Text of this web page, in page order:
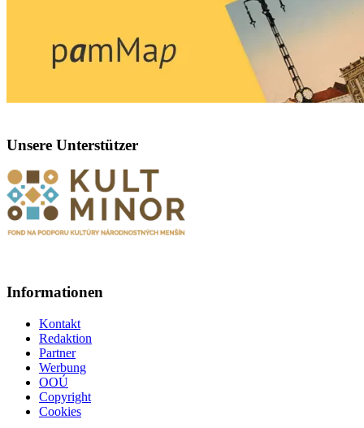
Unsere Unterstützer
Informationen
Kontakt
Redaktion
Partner
Werbung
OOÚ
Copyright
Cookies